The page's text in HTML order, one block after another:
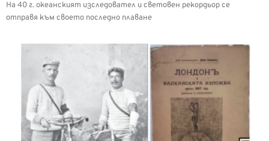
На 40 г. океанският изследовател и световен рекордьор се
отправя към своето последно плаване